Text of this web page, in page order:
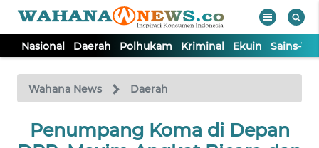
Nasional Daerah Polhukam Kriminal Ekuin Sains-
Wahana News Daerah
Penumpang Koma di Depan
TV
Tutup
NASIONAL